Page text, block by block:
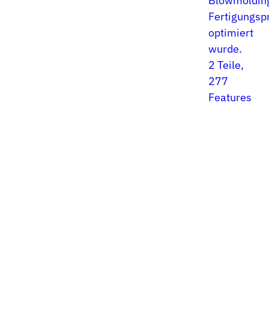
optimiert
wurde.
2 Teile,
277
Features